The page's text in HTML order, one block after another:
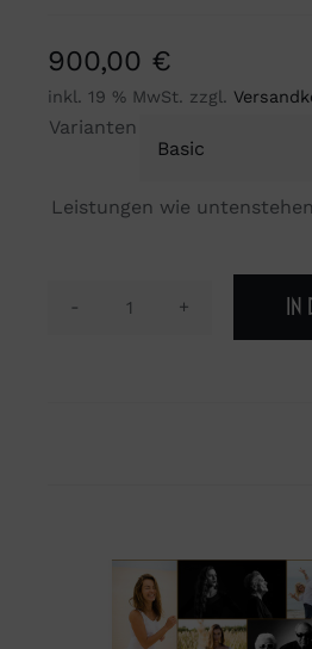
900,00 €
inkl. 19 % MwSt. zzgl.
Varianten
Leistungen wie
Portraitshooting
IN